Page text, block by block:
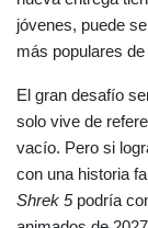
jóvenes, puede
más populares
El gran desafío
solo vive de
vacío. Pero si
Shrek 5 podría